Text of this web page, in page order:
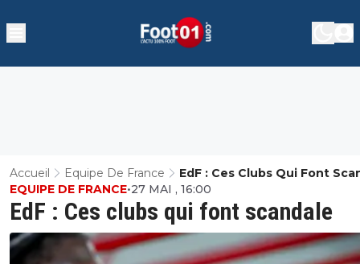
Accueil Equipe De France EdF : Ces Clubs Qui Font
EdF : Ces clubs qui font scandale
EQUIPE DE FRANCE•27 MAI , 16:00